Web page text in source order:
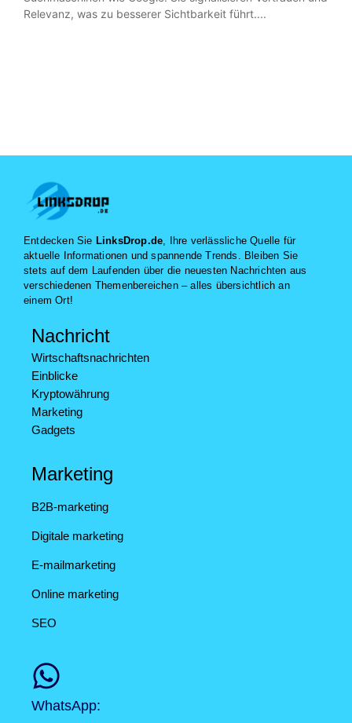
Relevanz, was zu besserer Sichtbarkeit führt....
Entdecken Sie LinksDrop.de , Ihre verlässliche Quelle für
aktuelle Informationen und spannende Trends. Bleiben Sie
stets auf dem Laufenden über die neuesten Nachrichten aus
verschiedenen Themenbereichen – alles übersichtlich an
einem Ort!
Nachricht
Wirtschaftsnachrichten
Einblicke
Kryptowährung
Marketing
Gadgets
Marketing
B2B-marketing
Digitale marketing
E-mailmarketing
Online marketing
SEO
WhatsApp: